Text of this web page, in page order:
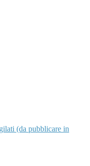
(da pubblicare in